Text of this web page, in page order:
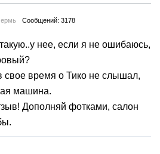
Сообщений: 3178
нее, если я не ошибаюсь,
свое время о Тико не слышал,
машина.
Дополняй фотками, салон